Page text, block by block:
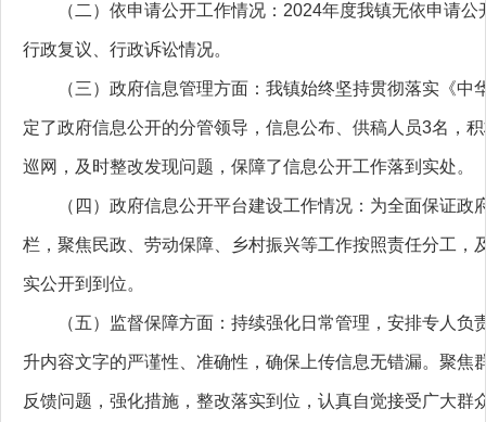
（二）依申请公开工作情况：2024年度我镇无依申请
行政复议、行政诉讼情况。
（三）政府信息管理方面：我镇始终坚持贯彻落实《
定了政府信息公开的分管领导，信息公布、供稿人员3名，
巡网，及时整改发现问题，保障了信息公开工作落到实处。
（四）政府信息公开平台建设工作情况：为全面保证
栏，聚焦民政、劳动保障、乡村振兴等工作按照责任分工
实公开到到位。
（五）监督保障方面：持续强化日常管理，安排专人
升内容文字的严谨性、准确性，确保上传信息无错漏。聚
反馈问题，强化措施，整改落实到位，认真自觉接受广大群